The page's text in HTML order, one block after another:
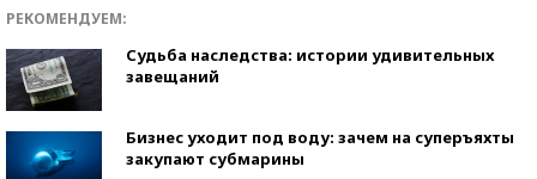
РЕКОМЕНДУЕМ:
Судьба наследства: истории удивительных
завещаний
Бизнес уходит под воду: зачем на суперъяхты
закупают субмарины